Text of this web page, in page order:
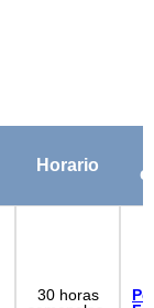
Horario
30 horas